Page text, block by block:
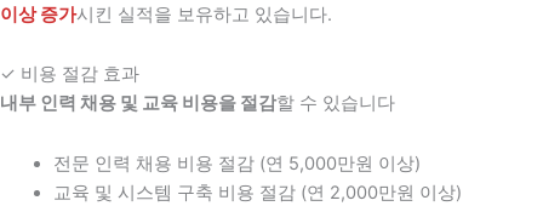
이상 증가시킨 실적을 보유하고 있습니다.
✓ 비용 절감 효과
내부 인력 채용 및 교육 비용을 절감할 수 있습니다
전문 인력 채용 비용 절감 (연 5,000만원 이상)
교육 및 시스템 구축 비용 절감 (연 2,000만원 이상)